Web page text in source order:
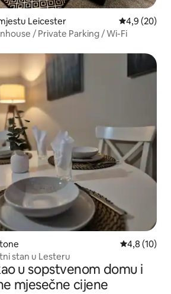
Leicester prosječna
4,9 (20)
/ Private Parking / Wi-Fi
prosječna
4,8 (10)
stan u Lesteru
u sopstvenom domu i
mjesečne cijene